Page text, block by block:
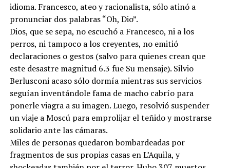
idioma. Francesco, ateo y racionalista, sólo atinó a
pronunciar dos palabras “Oh, Dio”.
Dios, que se sepa, no escuchó a Francesco, ni a los
perros, ni tampoco a los creyentes, no emitió
declaraciones o gestos (salvo para quienes crean que
este desastre magnitud 6.3 fue Su mensaje). Silvio
Berlusconi acaso sólo dormía mientras sus servicios
seguían inventándole fama de macho cabrío para
ponerle viagra a su imagen. Luego, resolvió suspender
un viaje a Moscú para emprolijar el teñido y mostrarse
solidario ante las cámaras.
Miles de personas quedaron bombardeadas por
fragmentos de sus propias casas en L’Aquila, y